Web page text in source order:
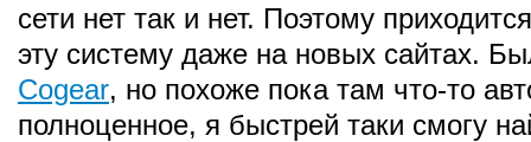
сети нет так и нет. Поэтому
эту систему даже на новых сайтах.
Cogear, но похоже пока там что-то
полноценное, я быстрей таки смогу